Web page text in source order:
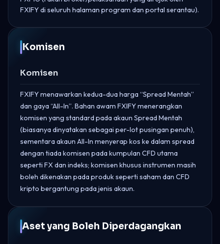
FXIFY di seluruh halaman program dan portal serantau).
Komisen
Komisen
FXIFY menawarkan kedua-dua harga “Spread Mentah”
dan gaya “All-In”. Bahan awam FXIFY menerangkan
komisen yang standard pada akaun Spread Mentah
(biasanya dinyatakan sebagai per-lot pusingan penuh),
sementara akaun All-In menyerap kos ke dalam spread
dengan tiada komisen pada kumpulan CFD utama
seperti FX dan indeks; komisen khusus instrumen masih
boleh dikenakan pada produk seperti saham dan CFD
kripto bergantung pada jenis akaun.
Aset yang Boleh Diperdagangkan